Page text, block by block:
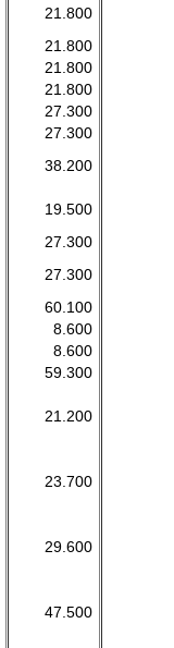
21.800
21.800
21.800
21.800
27.300
27.300
38.200
19.500
27.300
27.300
60.100
8.600
8.600
59.300
21.200
23.700
29.600
47.500